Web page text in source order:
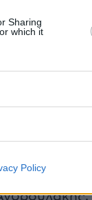
Sharing
which it
Policy
φακέλου
Ράμμο,
από